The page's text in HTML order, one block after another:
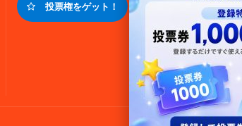
投票権をゲット！